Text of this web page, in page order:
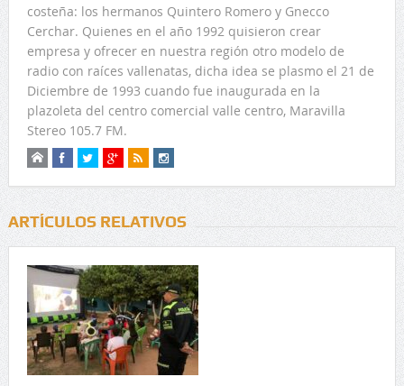
costeña: los hermanos Quintero Romero y Gnecco
Cerchar. Quienes en el año 1992 quisieron crear
empresa y ofrecer en nuestra región otro modelo de
radio con raíces vallenatas, dicha idea se plasmo el 21 de
Diciembre de 1993 cuando fue inaugurada en la
plazoleta del centro comercial valle centro, Maravilla
Stereo 105.7 FM.
ARTÍCULOS RELATIVOS